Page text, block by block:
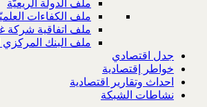
ملف الدولة الريعيّة
ملف الكفاءات
ملف اتفاقية شركة
ملف البنك المركزي
جدل اقتصادي
خواطر إقتصادية
احداث وتقارير اقتصادية
نشاطات الشبكة